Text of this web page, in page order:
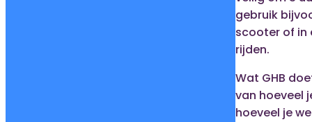
gebruik
scooter of in
rijden.
Wat GHB
van hoeveel
hoeveel je